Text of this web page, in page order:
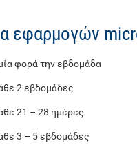
εφαρμογών
φορά την εβδομάδα
2 εβδομάδες
21 – 28 ημέρες
3 – 5 εβδομάδες